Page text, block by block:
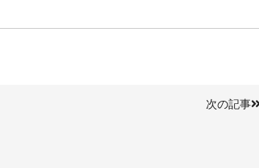
次の記事